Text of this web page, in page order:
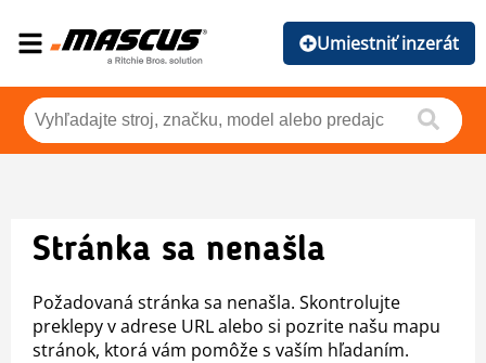
Umiestniť inzerát
Stránka sa nenašla
Požadovaná stránka sa nenašla. Skontrolujte
preklepy v adrese URL alebo si pozrite našu mapu
stránok, ktorá vám pomôže s vaším hľadaním.